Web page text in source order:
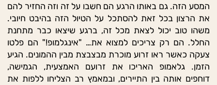
המסע הזה. גם באותו הרגע הם חשבו על זה וזה החזיר להם
את הרצון בכל זאת להסתכל על הטיול הזה בהיבט חיובי.
משהו טוב יכול לצאת מכל זה, ברגע שיצאו כבר מתחנת
החלל. הם רק צריכים למצוא את… "אינגלמופ!" הם פלטו
צעקה כאשר ראו זרוע מוכרת מבצבצת מבין ההמונים. הגיע
הזמן. גלאמופ האריכו את זרועם האמצעית, הגמישה,
דוחפים אותה בין התיירים, ובמאמץ רב הצליחו ללפות את